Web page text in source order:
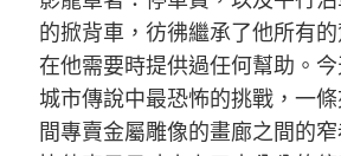
的掀背車，彷彿繼承了他所有
在他需要時提供過任何幫助。
城市傳說中最恐怖的挑戰，一
間專賣金屬雕像的畫廊之間的